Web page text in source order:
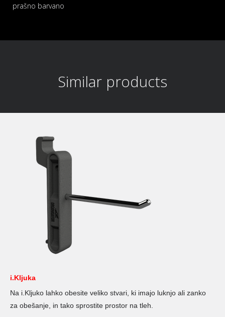
prašno barvano
Similar products
i.Kljuka
Na i.Kljuko lahko obesite veliko stvari, ki imajo luknjo ali zanko
za obešanje, in tako sprostite prostor na tleh.